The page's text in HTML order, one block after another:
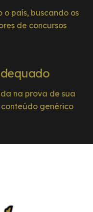
o país, buscando os
de concursos
na prova de sua
genérico